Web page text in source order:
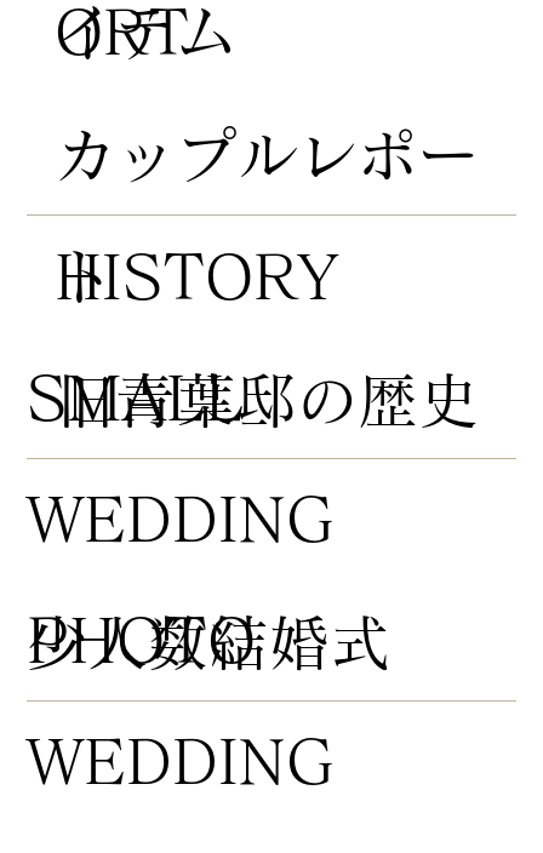
HISTORY
ORT
​旧青葉邸の歴史
​カップルレポー
ト
イテム
​少人数結婚式
​SMALL
WEDDING
PHOTO
WEDDING